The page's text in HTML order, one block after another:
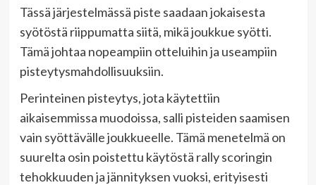
Tässä järjestelmässä piste saadaan jokaisesta
syötöstä riippumatta siitä, mikä joukkue syötti.
Tämä johtaa nopeampiin otteluihin ja useampiin
pisteytysmahdollisuuksiin.
Perinteinen pisteytys, jota käytettiin
aikaisemmissa muodoissa, salli pisteiden saamisen
vain syöttävälle joukkueelle. Tämä menetelmä on
suurelta osin poistettu käytöstä rally scoringin
tehokkuuden ja jännityksen vuoksi, erityisesti